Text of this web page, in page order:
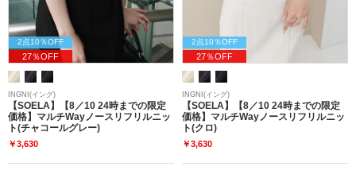
2点10％OFF
27％OFF
INGNI(イング)
【SOELA】【8／10 24時までの限定
価格】マルチWayノースリフリルニッ
ト(チャコールグレー)
￥3,630
2点10％OFF
27％OFF
INGNI(イング)
【SOELA】【8／10 24時までの限定
価格】マルチWayノースリフリルニッ
ト(クロ)
￥3,630